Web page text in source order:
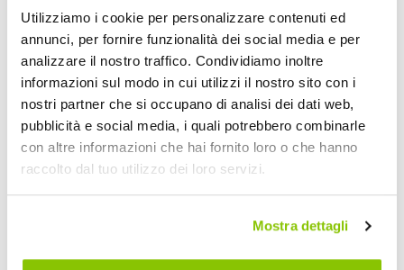
Utilizziamo i cookie per personalizzare contenuti ed
annunci, per fornire funzionalità dei social media e per
analizzare il nostro traffico. Condividiamo inoltre
informazioni sul modo in cui utilizzi il nostro sito con i
nostri partner che si occupano di analisi dei dati web,
pubblicità e social media, i quali potrebbero combinarle
con altre informazioni che hai fornito loro o che hanno
raccolto dal tuo utilizzo dei loro servizi.
Mostra dettagli
Auto
Specchio convesso
Diam.: 20cm
1
Prezzo speciale
MOTTEZ
Diam.: 20cm
POTREBBERO INTERESSARTI